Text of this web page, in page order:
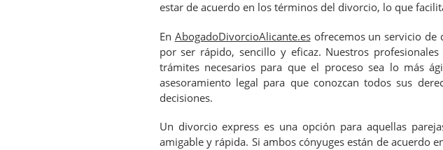
estar de acuerdo en los términos del divorcio, lo que
En AbogadoDivorcioAlicante.esofrecemos un servicio de
por ser rápido, sencillo y eficaz. Nuestros
trámites necesarios para que el proceso sea lo más
asesoramiento legal para que conozcan todos sus
decisiones.
Un divorcio express es una opción para aquellas
amigable y rápida. Si ambos cónyuges están de acuerdo